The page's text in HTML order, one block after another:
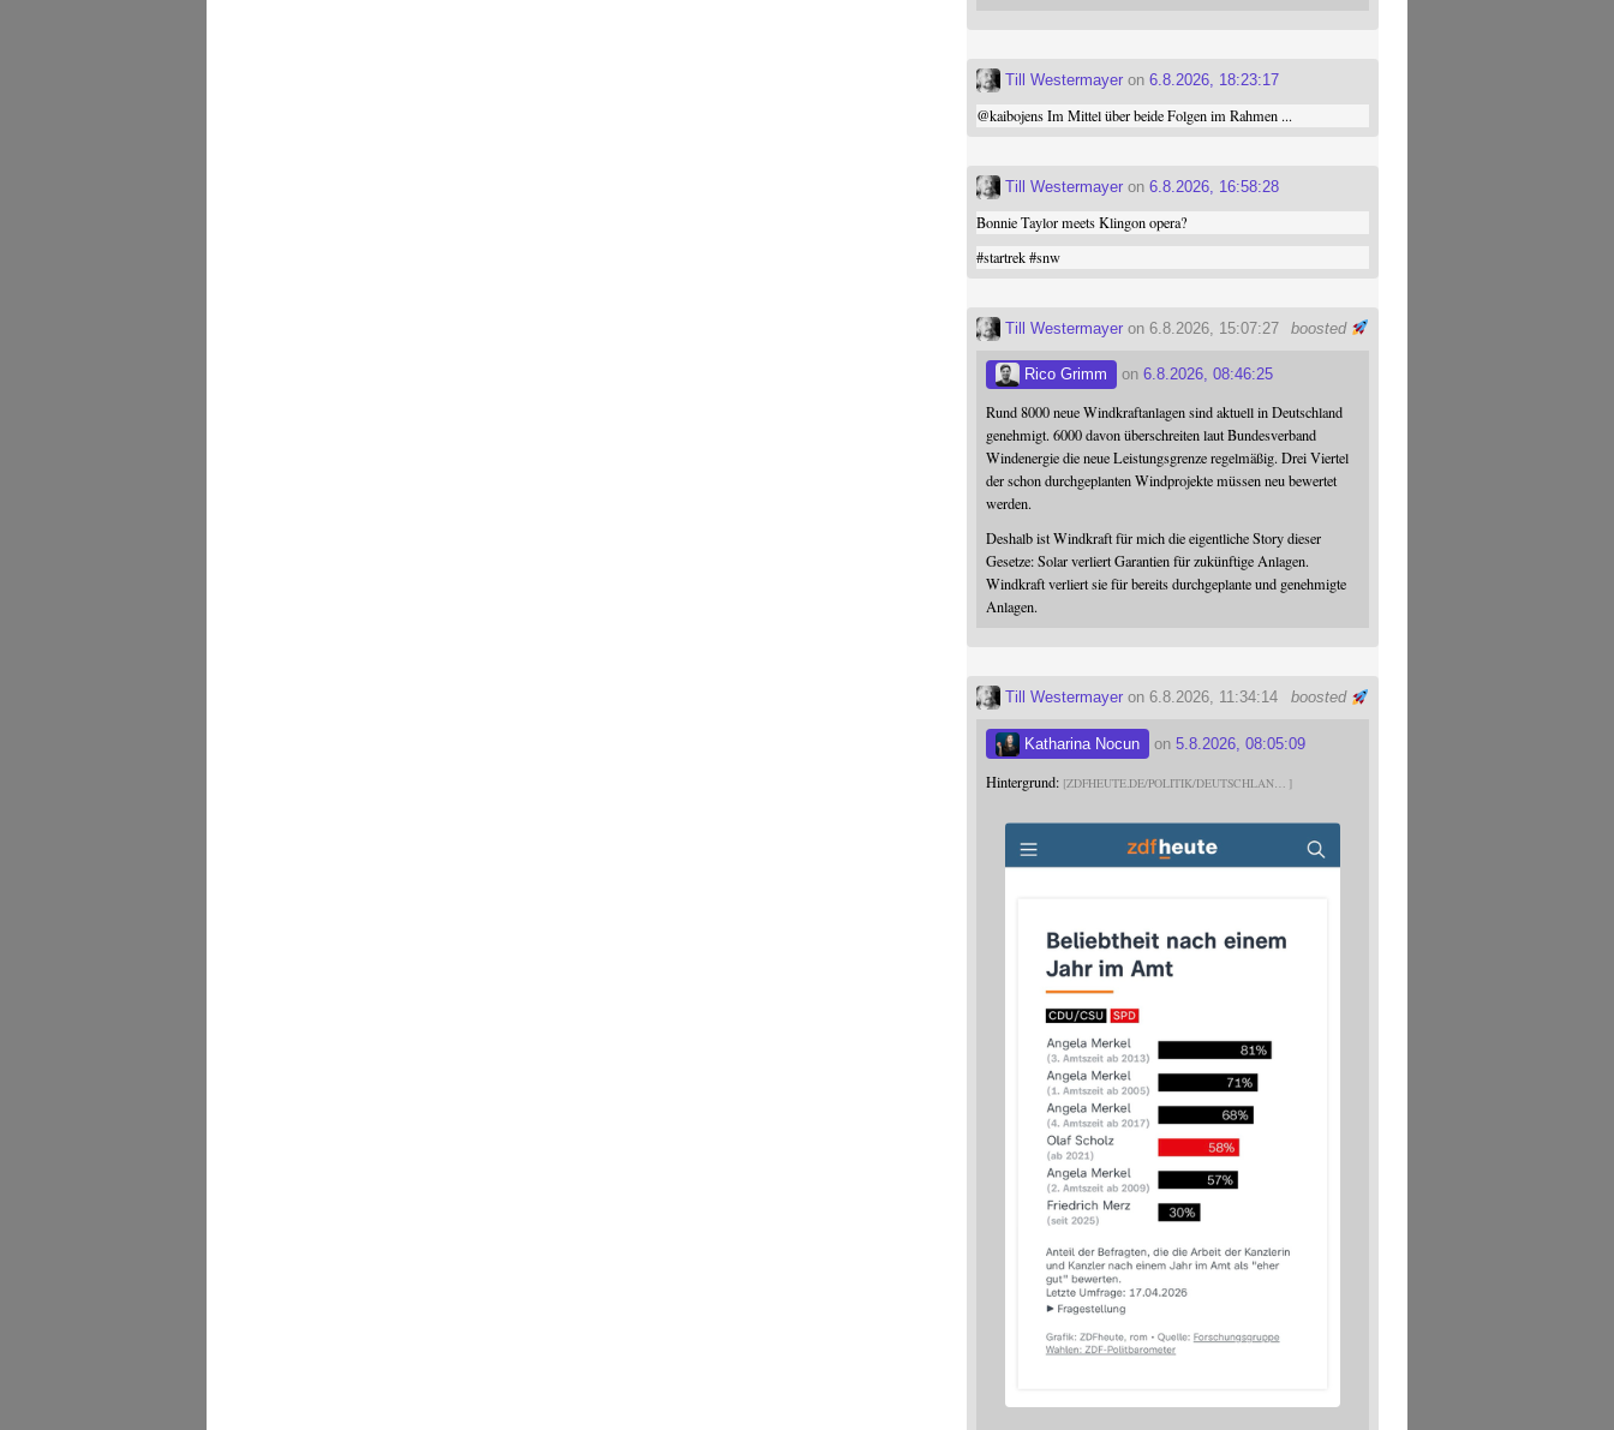
Till Westermayer on6.8.2026, 18:23:17
@kaibojensIm Mittel über beide Folgen im Rahmen ...
Till Westermayer on6.8.2026, 16:58:28
Bonnie Taylor meets Klingon opera?
#startrek #snw
boosted
Till Westermayer on 6.8.2026, 15:07:27
Rico Grimm on6.8.2026, 08:46:25
Rund 8000 neue Windkraftanlagen sind aktuell in Deutschland
genehmigt. 6000 davon überschreiten laut Bundesverband
Windenergie die neue Leistungsgrenze regelmäßig. Drei Viertel
der schon durchgeplanten Windprojekte müssen neu bewertet
werden.
Deshalb ist Windkraft für mich die eigentliche Story dieser
Gesetze: Solar verliert Garantien für zukünftige Anlagen.
Windkraft verliert sie für bereits durchgeplante und genehmigte
Anlagen.
boosted
Till Westermayer on 6.8.2026, 11:34:14
Katharina Nocun on5.8.2026, 08:05:09
Hintergrund: ZDFHEUTE.DE/POLITIK/DEUTSCHLAN